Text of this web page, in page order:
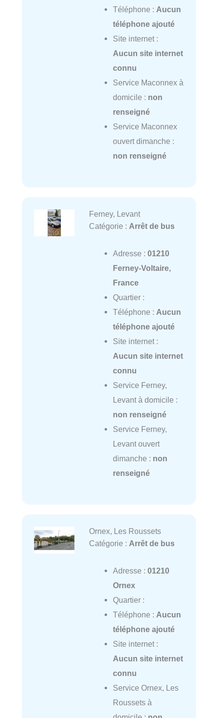
Téléphone : Aucun
téléphone ajouté
Site internet :
Aucun site internet
connu
Service Maconnex à
domicile : non
renseigné
Service Maconnex
ouvert dimanche :
non renseigné
Ferney, Levant
Catégorie : Arrêt de bus
Adresse : 01210
Ferney-Voltaire,
France
Quartier :
Téléphone : Aucun
téléphone ajouté
Site internet :
Aucun site internet
connu
Service Ferney,
Levant à domicile :
non renseigné
Service Ferney,
Levant ouvert
dimanche : non
renseigné
Ornex, Les Roussets
Catégorie : Arrêt de bus
Adresse : 01210
Ornex
Quartier :
Téléphone : Aucun
téléphone ajouté
Site internet :
Aucun site internet
connu
Service Ornex, Les
Roussets à